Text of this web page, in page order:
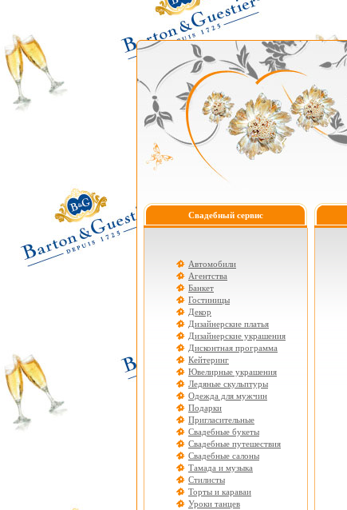
Свадебный сервис
Автомобили
Агентства
Банкет
Гостиницы
Декор
Дизайнерские платья
Дизайнерские украшения
Дисконтная программа
Кейтеринг
Ювелирные украшения
Ледяные скульптуры
Одежда для мужчин
Подарки
Пригласительные
Свадебные букеты
Свадебные путешествия
Свадебные салоны
Тамада и музыка
Стилисты
Торты и караваи
Уроки танцев